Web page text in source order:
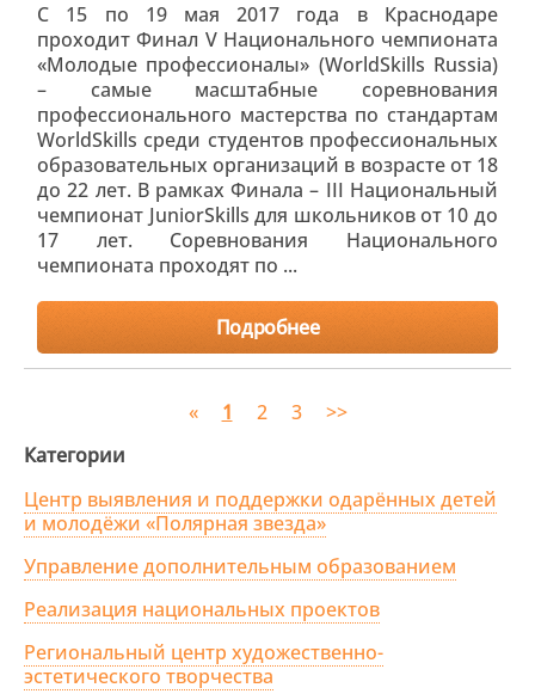
С 15 по 19 мая 2017 года в Краснодаре
проходит Финал V Национального чемпионата
«Молодые профессионалы» (WorldSkills Russia)
– самые масштабные соревнования
профессионального мастерства по стандартам
WorldSkills среди студентов профессиональных
образовательных организаций в возрасте от 18
до 22 лет. В рамках Финала – III Национальный
чемпионат JuniorSkills для школьников от 10 до
17 лет. Соревнования Национального
чемпионата проходят по ...
Подробнее
« 1 2 3
>>
Категории
Центр выявления и поддержки одарённых детей
и молодёжи «Полярная звезда»
Управление дополнительным образованием
Реализация национальных проектов
Региональный центр художественно-
эстетического творчества